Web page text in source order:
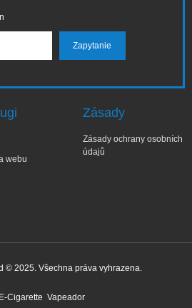
webu
Zásady
Zásady ochrany osobních
údajů
© 2025. Všechna práva vyhrazena.
E-Cigarette Vapeador